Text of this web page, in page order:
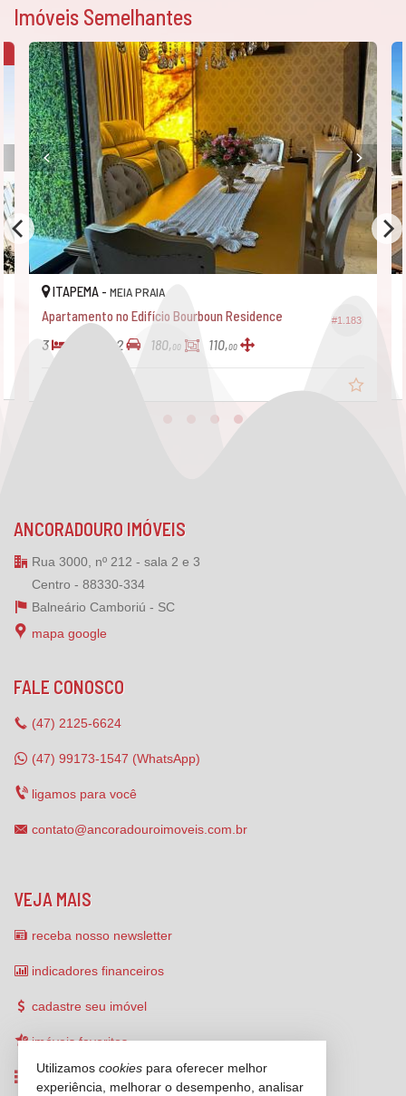
Imóveis Semelhantes
#1.183
ITAPEMA -MEIA PRAIA
Apartamento no Edifício Bourboun Residence
3 2 180, 00 110,00
ANCORADOURO IMÓVEIS
Rua 3000, nº 212 - sala 2 e 3
Centro - 88330-334
Balneário Camboriú - SC
mapa google
FALE CONOSCO
(47) 2125-6624
(47) 99173-1547 (WhatsApp)
ligamos para você
contato@ancoradouroimoveis.com.br
VEJA MAIS
receba nosso newsletter
indicadores financeiros
cadastre seu imóvel
imóveis favoritos
mapa de imóveis
Utilizamos cookies para oferecer melhor
experiência, melhorar o desempenho, analisar